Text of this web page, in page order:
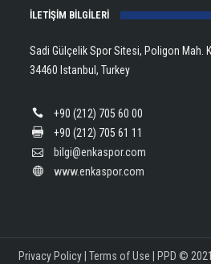
Rekoruyla
Avrupa
İLETİŞİM BİLGİLERİ
Sadi Gülçelik Spor Sitesi, Poligon Mah.
34460 Istanbul, Turkey
+90 (212) 705 60 00
+90 (212) 705 61 11
bilgi@enkaspor.com
www.enkaspor.com
Privacy Policy| Terms of Use | PPD ©